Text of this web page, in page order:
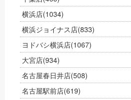
横浜店(1034)
横浜ジョイナス店(833)
ヨドバシ横浜店(1067)
大宮店(934)
名古屋春日井店(508)
名古屋駅前店(619)